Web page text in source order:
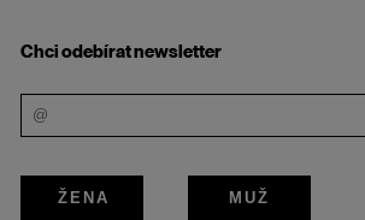
Chci odebírat newsletter
ŽENA MUŽ